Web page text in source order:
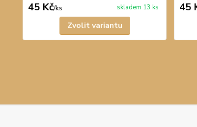
45 Kč/ks skladem 13 ks
Zvolit variantu
45